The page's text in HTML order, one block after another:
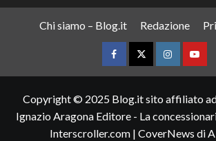
Chi siamo – Blog.it Redazione
FacebookTwitterInstagram
Copyright © 2025 Blog.it sito affiliato
Ignazio Aragona Editore - La
Interscroller.com | CoverNews di